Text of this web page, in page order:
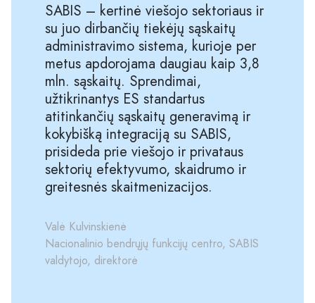
SABIS – kertinė viešojo sektoriaus ir
su juo dirbančių tiekėjų sąskaitų
administravimo sistema, kurioje per
metus apdorojama daugiau kaip 3,8
mln. sąskaitų. Sprendimai,
užtikrinantys ES standartus
atitinkančių sąskaitų generavimą ir
kokybišką integraciją su SABIS,
prisideda prie viešojo ir privataus
sektorių efektyvumo, skaidrumo ir
greitesnės skaitmenizacijos.
Valė Kulvinskienė
Nacionalinio bendrųjų funkcijų centro, SABIS
valdytojo, direktorė